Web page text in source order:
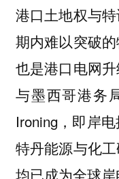
港口土地权与
期内难以突破
也是港口电网
与墨西哥港务
Ironing，即岸
特丹能源与化
均已成为全球岸